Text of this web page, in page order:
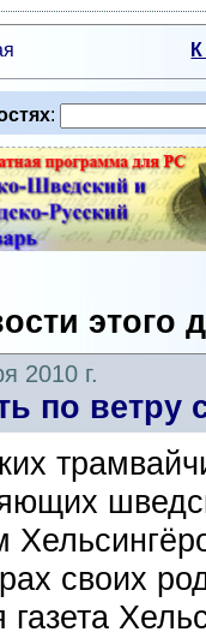
:
этого
2010 г.
по ветру
своих
газета